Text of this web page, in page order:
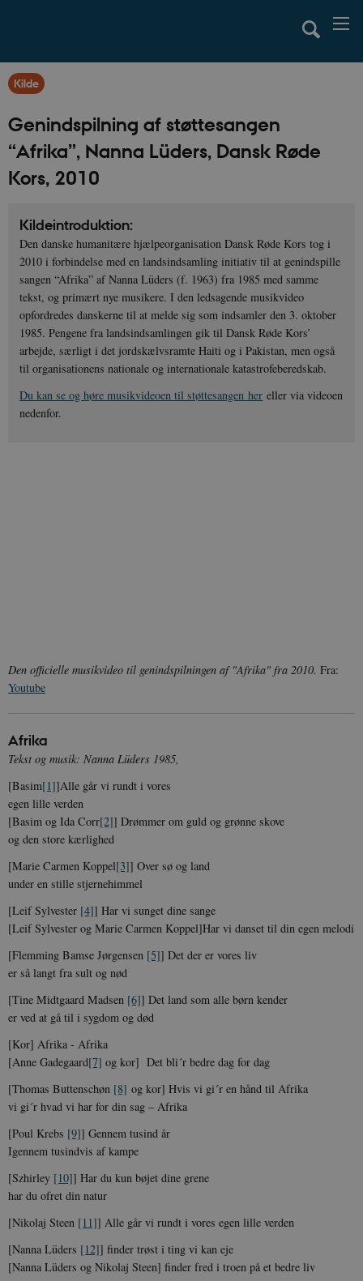
Kilde
Genindspilning af støttesangen
“Afrika”, Nanna Lüders, Dansk Røde
Kors, 2010
Kildeintroduktion:
Den danske humanitære hjælpeorganisation Dansk Røde Kors tog i
2010 i forbindelse med en landsindsamling initiativ til at genindspille
sangen “Afrika” af Nanna Lüders (f. 1963) fra 1985 med samme
tekst, og primært nye musikere. I den ledsagende musikvideo
opfordredes danskerne til at melde sig som indsamler den 3. oktober
1985. Pengene fra landsindsamlingen gik til Dansk Røde Kors’
arbejde, særligt i det jordskælvsramte Haiti og i Pakistan, men også
til organisationens nationale og internationale katastrofeberedskab.
Du kan se og høre musikvideoen til støttesangen her eller via videoen
nedenfor.
Den officielle musikvideo til genindspilningen af "Afrika" fra 2010. Fra:
Youtube
Afrika
Tekst og musik: Nanna Lüders 1985,
[Basim[1]]Alle går vi rundt i vores
egen lille verden
[Basim og Ida Corr[2]] Drømmer om guld og grønne skove
og den store kærlighed
[Marie Carmen Koppel[3]] Over sø og land
under en stille stjernehimmel
[Leif Sylvester [4]] Har vi sunget dine sange
[Leif Sylvester og Marie Carmen Koppel]Har vi danset til din egen melodi
[Flemming Bamse Jørgensen [5]] Det der er vores liv
er så langt fra sult og nød
[Tine Midtgaard Madsen [6]] Det land som alle børn kender
er ved at gå til i sygdom og død
[Kor] Afrika - Afrika
[Anne Gadegaard[7] og kor] Det bli´r bedre dag for dag
[Thomas Buttenschøn [8] og kor] Hvis vi gi´r en hånd til Afrika
vi gi´r hvad vi har for din sag – Afrika
[Poul Krebs [9]] Gennem tusind år
Igennem tusindvis af kampe
[Szhirley [10]] Har du kun bøjet dine grene
har du ofret din natur
[Nikolaj Steen [11]] Alle går vi rundt i vores egen lille verden
[Nanna Lüders [12]] finder trøst i ting vi kan eje
[Nanna Lüders og Nikolaj Steen] finder fred i troen på et bedre liv